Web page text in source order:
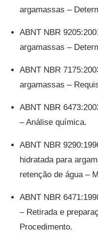
argamassas –
ABNT NBR
argamassas –
ABNT NBR
argamassas –
ABNT NBR
– Análise química.
ABNT NBR
hidratada para
retenção de água –
ABNT NBR
– Retirada e
Procedimento.